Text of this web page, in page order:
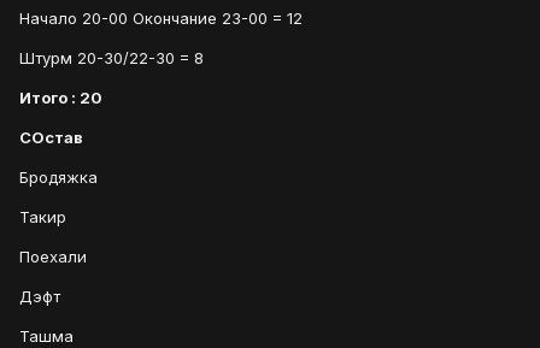
Начало 20-00 Окончание 23-00 = 12
Штурм 20-30/22-30 = 8
Итого : 20
СОстав
Бродяжка
Такир
Поехали
Дэфт
Ташма